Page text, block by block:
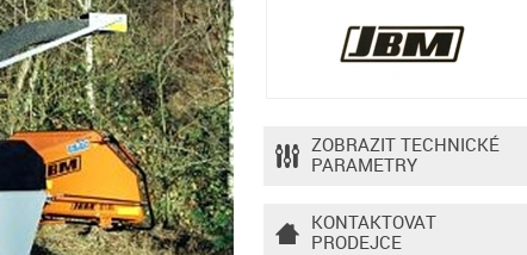
ZOBRAZIT TECHNICKÉ
PARAMETRY
KONTAKTOVAT
PRODEJCE